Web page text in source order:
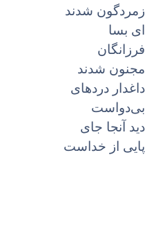
زمردگون شدند
اى بسا
فرزانگان
مجنون شدند
داغدار درد‌هاى
بی‌دواست
دید آنجا جاى
پایى از خداست